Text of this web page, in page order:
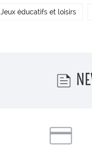
Jeux éducatifs et loisirs